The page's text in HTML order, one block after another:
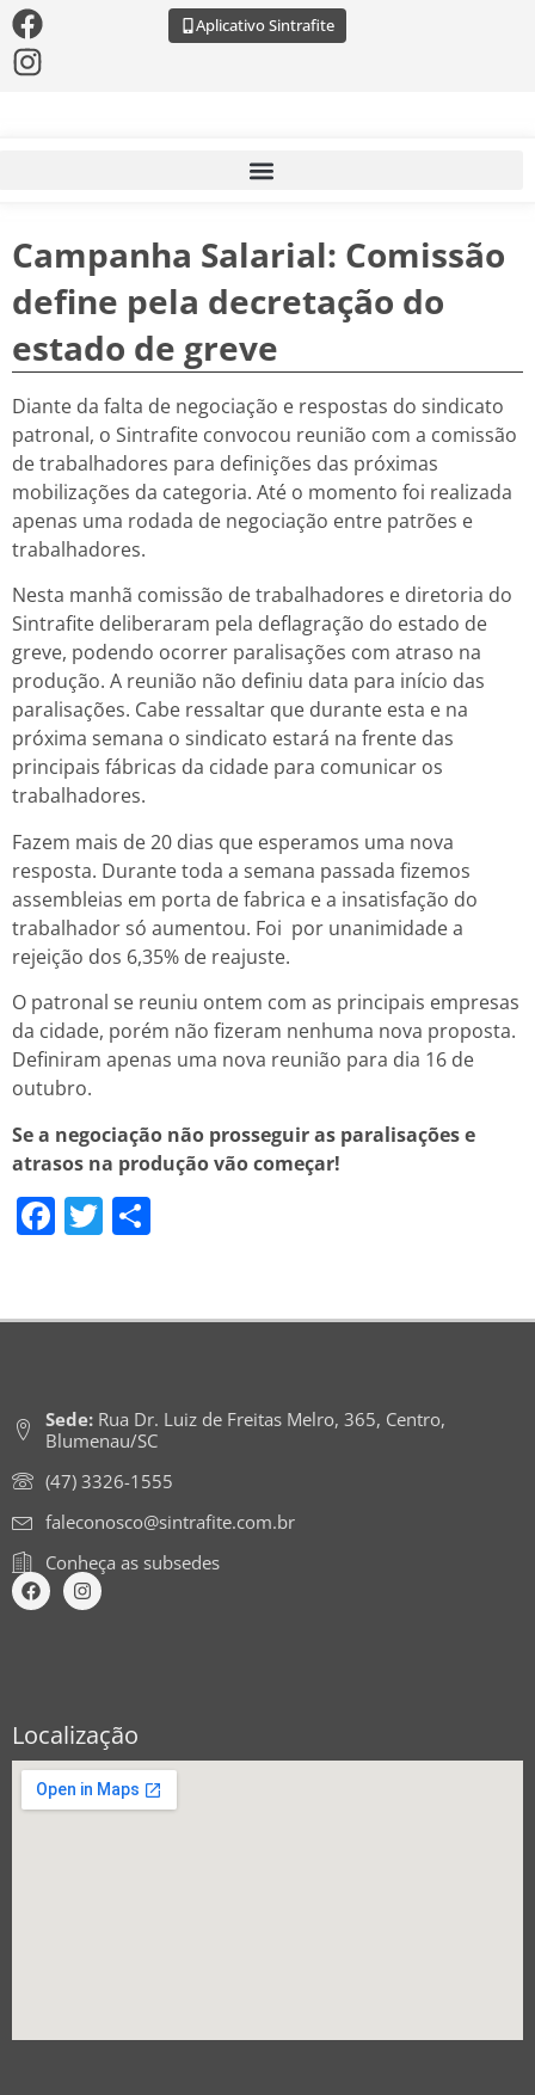
Aplicativo Sintrafite
Campanha Salarial: Comissão
define pela decretação do
estado de greve
Diante da falta de negociação e respostas do sindicato
patronal, o Sintrafite convocou reunião com a comissão
de trabalhadores para definições das próximas
mobilizações da categoria. Até o momento foi realizada
apenas uma rodada de negociação entre patrões e
trabalhadores.
Nesta manhã comissão de trabalhadores e diretoria do
Sintrafite deliberaram pela deflagração do estado de
greve, podendo ocorrer paralisações com atraso na
produção. A reunião não definiu data para início das
paralisações. Cabe ressaltar que durante esta e na
próxima semana o sindicato estará na frente das
principais fábricas da cidade para comunicar os
trabalhadores.
Fazem mais de 20 dias que esperamos uma nova
resposta. Durante toda a semana passada fizemos
assembleias em porta de fabrica e a insatisfação do
trabalhador só aumentou. Foi por unanimidade a
rejeição dos 6,35% de reajuste.
O patronal se reuniu ontem com as principais empresas
da cidade, porém não fizeram nenhuma nova proposta.
Definiram apenas uma nova reunião para dia 16 de
outubro.
Se a negociação não prosseguir as paralisações e
atrasos na produção vão começar!
Facebook
Twitter
Sede:Rua Dr. Luiz de Freitas Melro, 365, Centro,
Blumenau/SC
(47) 3326-1555
faleconosco@sintrafite.com.br
Conheça as subsedes
Localização